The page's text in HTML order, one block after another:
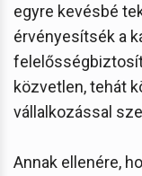
egyre kevésbé
érvényesítsék a
közvetlen, tehát
vállalkozással
Annak ellenére,